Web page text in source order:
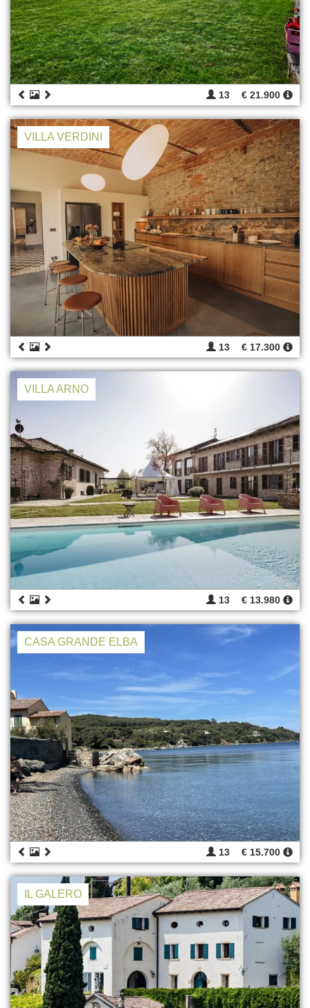
13 € 21.900
VILLA VERDINI
13 € 17.300
VILLA ARNO
13 € 13.980
CASA GRANDE ELBA
13 € 15.700
IL GALERO